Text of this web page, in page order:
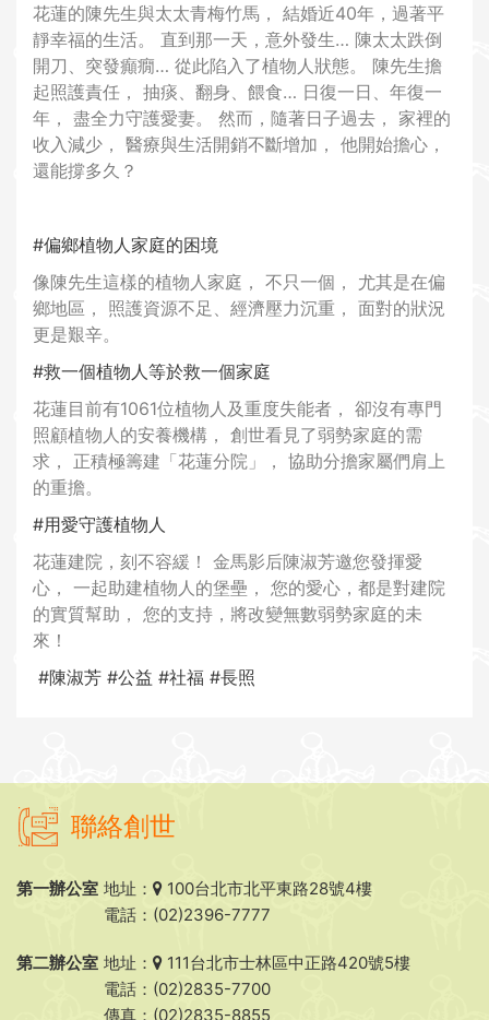
花蓮的陳先生與太太青梅竹馬， 結婚近40年，過著平
靜幸福的生活。 直到那一天，意外發生… 陳太太跌倒
開刀、突發癲癇… 從此陷入了植物人狀態。 陳先生擔
起照護責任， 抽痰、翻身、餵食… 日復一日、年復一
年， 盡全力守護愛妻。 然而，隨著日子過去， 家裡的
收入減少， 醫療與生活開銷不斷增加， 他開始擔心，
還能撐多久？
#偏鄉植物人家庭的困境
像陳先生這樣的植物人家庭， 不只一個， 尤其是在偏
鄉地區， 照護資源不足、經濟壓力沉重， 面對的狀況
更是艱辛。
#救一個植物人等於救一個家庭
花蓮目前有1061位植物人及重度失能者， 卻沒有專門
照顧植物人的安養機構， 創世看見了弱勢家庭的需
求， 正積極籌建「花蓮分院」， 協助分擔家屬們肩上
的重擔。
#用愛守護植物人
花蓮建院，刻不容緩！ 金馬影后陳淑芳邀您發揮愛
心， 一起助建植物人的堡壘， 您的愛心，都是對建院
的實質幫助， 您的支持，將改變無數弱勢家庭的未
來！
#陳淑芳 #公益 #社福 #長照
聯絡創世
第一辦公室 地址：
100台北市北平東路28號4樓
電話：(02)2396-7777
第二辦公室 地址：
111台北市士林區中正路420號5樓
電話：(02)2835-7700
傳真：(02)2835-8855